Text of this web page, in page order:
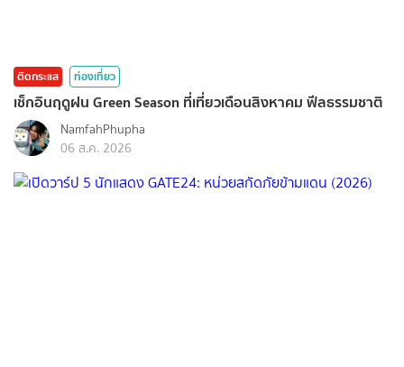
ติดกระแส ท่องเที่ยว
เช็กอินฤดูฝน Green Season ที่เที่ยวเดือนสิงหาคม ฟีลธรรมชาติ
NamfahPhupha
06 ส.ค. 2026